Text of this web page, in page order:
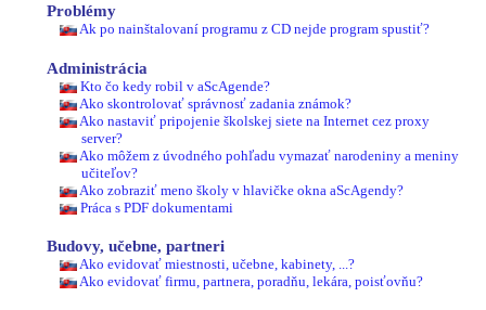
Problémy
Ak po nainštalovaní programu z CD nejde program spustiť?
Administrácia
Kto čo kedy robil v aScAgende?
Ako skontrolovať správnosť zadania známok?
Ako nastaviť pripojenie školskej siete na Internet cez proxy
server?
Ako môžem z úvodného pohľadu vymazať narodeniny a meniny
učiteľov?
Ako zobraziť meno školy v hlavičke okna aScAgendy?
Práca s PDF dokumentami
Budovy, učebne, partneri
Ako evidovať miestnosti, učebne, kabinety, ...?
Ako evidovať firmu, partnera, poradňu, lekára, poisťovňu?